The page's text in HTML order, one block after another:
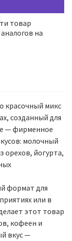
товар
на
красочный микс
созданный для
— фирменное
молочный
орехов, йогурта,
формат для
или в
этот товар
кофеен и
вкус —